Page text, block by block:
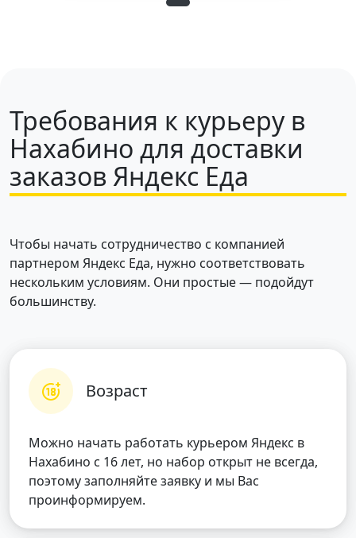
Требования к курьеру в
Нахабино для доставки
заказов Яндекс Еда
Чтобы начать сотрудничество с компанией
партнером Яндекс Еда, нужно соответствовать
нескольким условиям. Они простые — подойдут
большинству.
Возраст
Можно начать работать курьером Яндекс в
Нахабино с 16 лет, но набор открыт не всегда,
поэтому заполняйте заявку и мы Вас
проинформируем.